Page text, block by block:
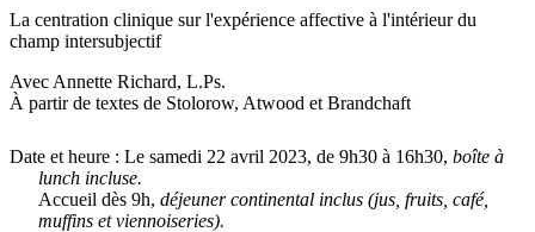
La centration clinique sur l'expérience affective à l'intérieur du
champ intersubjectif
Avec Annette Richard, L.Ps.
À partir de textes de Stolorow, Atwood et Brandchaft
Date et heure : Le samedi 22 avril 2023, de 9h30 à 16h30, boîte à
lunch incluse.
Accueil dès 9h, déjeuner continental inclus (jus, fruits, café,
muffins et viennoiseries).